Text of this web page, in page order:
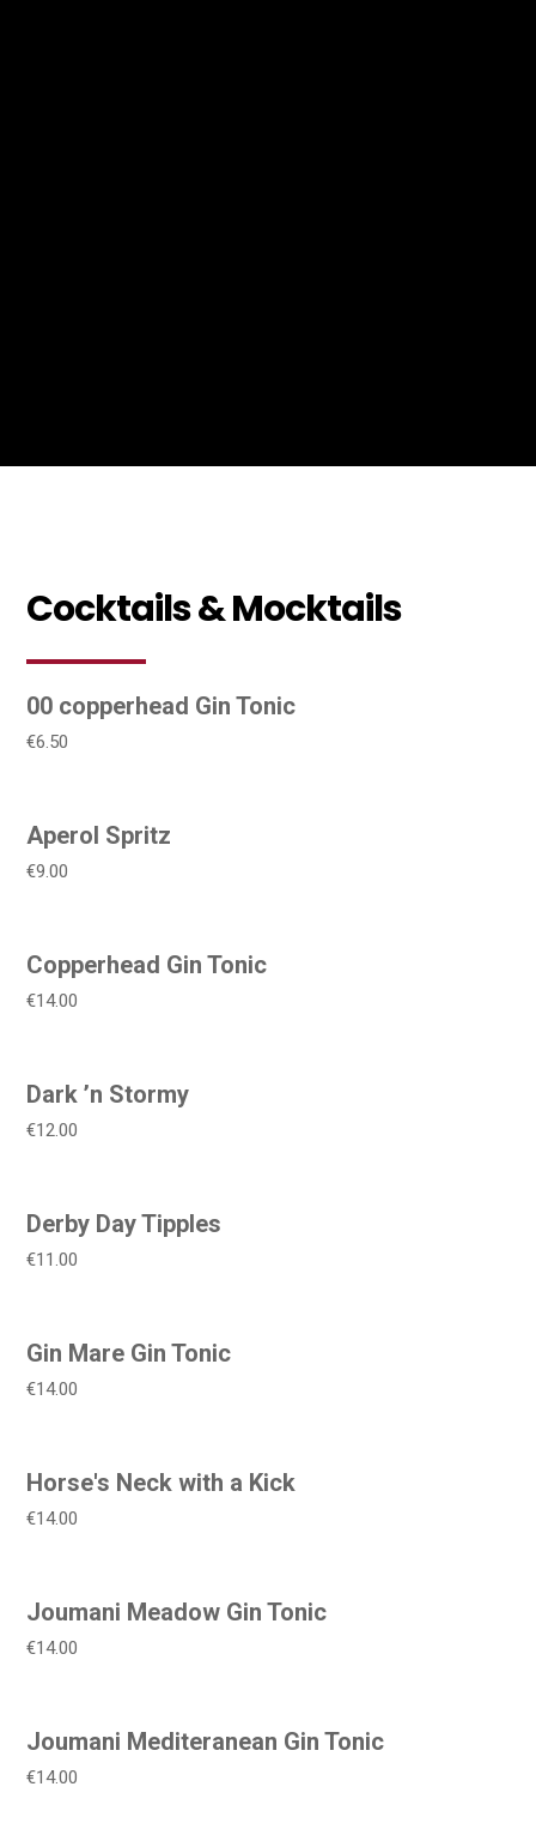
Cocktails & Mocktails
00 copperhead Gin Tonic
€6.50
Aperol Spritz
€9.00
Copperhead Gin Tonic
€14.00
Dark ’n Stormy
€12.00
Derby Day Tipples
€11.00
Gin Mare Gin Tonic
€14.00
Horse's Neck with a Kick
€14.00
Joumani Meadow Gin Tonic
€14.00
Joumani Mediteranean Gin Tonic
€14.00